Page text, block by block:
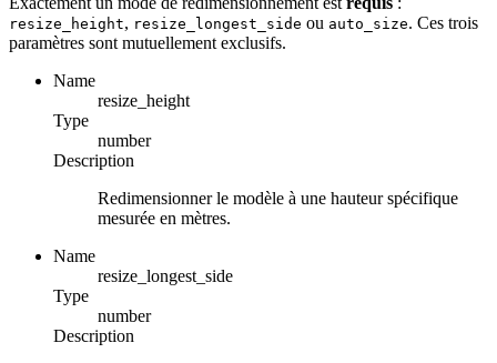
resize_height, resize_longest_side ou auto_size. Ces trois
paramètres sont mutuellement exclusifs.
Name
resize_height
Type
number
Description
Redimensionner le modèle à une hauteur spécifique
mesurée en mètres.
Name
resize_longest_side
Type
number
Description